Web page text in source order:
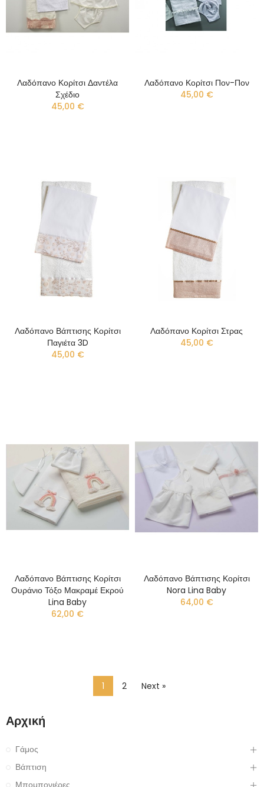
Λαδόπανο Κορίτσι Δαντέλα
Σχέδιο
45,00 €
Λαδόπανο Κορίτσι Πον-Πον
45,00 €
Λαδόπανο Βάπτισης Κορίτσι
Παγιέτα 3D
45,00 €
Λαδόπανο Κορίτσι Στρας
45,00 €
Λαδόπανο Βάπτισης Κορίτσι
Ουράνιο Τόξο Μακραμέ Εκρού
Lina Baby
62,00 €
Λαδόπανο Βάπτισης Κορίτσι
Nora Lina Baby
64,00 €
1 2 Next »
Αρχική
Γάμος
Βάπτιση
Μπομπονιέρες